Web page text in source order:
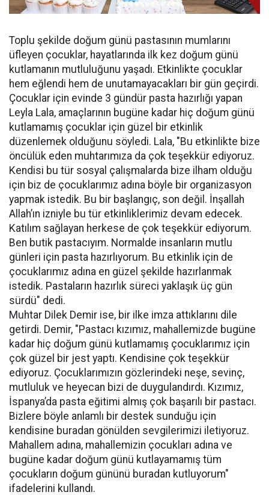
Toplu şekilde doğum günü pastasının mumlarını
üfleyen çocuklar, hayatlarında ilk kez doğum günü
kutlamanın mutluluğunu yaşadı. Etkinlikte çocuklar
hem eğlendi hem de unutamayacakları bir gün geçirdi.
Çocuklar için evinde 3 gündür pasta hazırlığı yapan
Leyla Lala, amaçlarının bugüne kadar hiç doğum günü
kutlamamış çocuklar için güzel bir etkinlik
düzenlemek olduğunu söyledi. Lala, "Bu etkinlikte bize
öncülük eden muhtarımıza da çok teşekkür ediyoruz.
Kendisi bu tür sosyal çalışmalarda bize ilham olduğu
için biz de çocuklarımız adına böyle bir organizasyon
yapmak istedik. Bu bir başlangıç, son değil. İnşallah
Allah’ın izniyle bu tür etkinliklerimiz devam edecek.
Katılım sağlayan herkese de çok teşekkür ediyorum.
Ben butik pastacıyım. Normalde insanların mutlu
günleri için pasta hazırlıyorum. Bu etkinlik için de
çocuklarımız adına en güzel şekilde hazırlanmak
istedik. Pastaların hazırlık süreci yaklaşık üç gün
sürdü" dedi.
Muhtar Dilek Demir ise, bir ilke imza attıklarını dile
getirdi. Demir, "Pastacı kızımız, mahallemizde bugüne
kadar hiç doğum günü kutlamamış çocuklarımız için
çok güzel bir jest yaptı. Kendisine çok teşekkür
ediyoruz. Çocuklarımızın gözlerindeki neşe, sevinç,
mutluluk ve heyecan bizi de duygulandırdı. Kızımız,
İspanya’da pasta eğitimi almış çok başarılı bir pastacı.
Bizlere böyle anlamlı bir destek sunduğu için
kendisine buradan gönülden sevgilerimizi iletiyoruz.
Mahallem adına, mahallemizin çocukları adına ve
bugüne kadar doğum günü kutlayamamış tüm
çocukların doğum gününü buradan kutluyorum"
ifadelerini kullandı.